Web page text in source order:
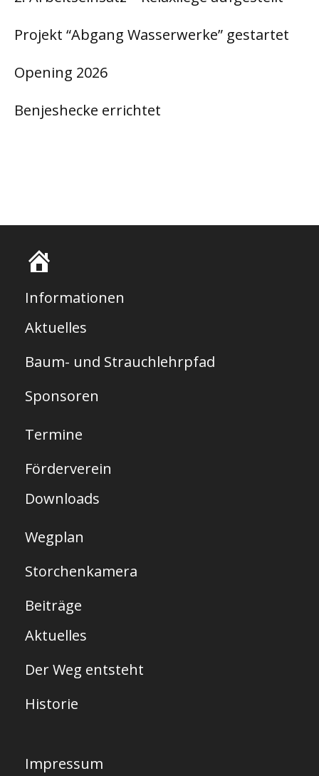
Projekt “Abgang Wasserwerke” gestartet
Opening 2026
Benjeshecke errichtet
r
t
s
i
t
e
Informationen
Aktuelles
Baum- und Strauchlehrpfad
Sponsoren
Termine
Förderverein
Downloads
Wegplan
Storchenkamera
Beiträge
Aktuelles
Der Weg entsteht
Historie
Impressum